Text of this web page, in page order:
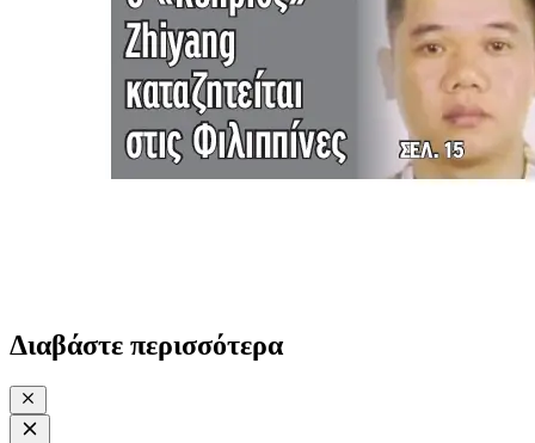
Διαβάστε περισσότερα